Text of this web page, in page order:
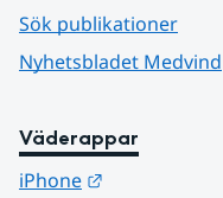
Sök publikationer
Nyhetsbladet Medvind
Väderappar
iPhone